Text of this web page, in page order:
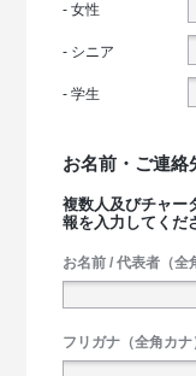
- 女性
- シニア
- 学生
お名前・ご連絡
複数人及びチャー
報を入力してくだ
お名前 / 代表者（全
フリガナ（全角カナ